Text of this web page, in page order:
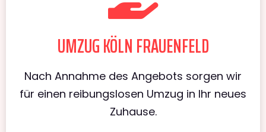
UMZUG KÖLN FRAUENFELD
Nach Annahme des Angebots sorgen wir
für einen reibungslosen Umzug in Ihr neues
Zuhause.